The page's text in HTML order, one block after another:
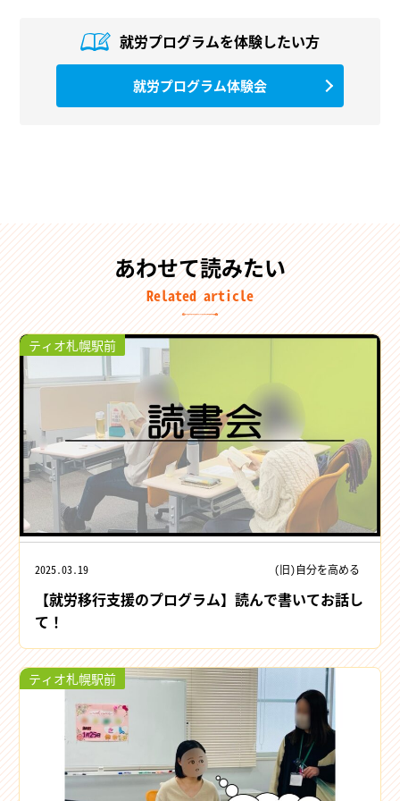
就労プログラムを体験したい方
就労プログラム体験会
あわせて読みたい
Related article
ティオ札幌駅前
2025.03.19 (旧)自分を高める
【就労移行支援のプログラム】読んで書いてお話し
て！
ティオ札幌駅前